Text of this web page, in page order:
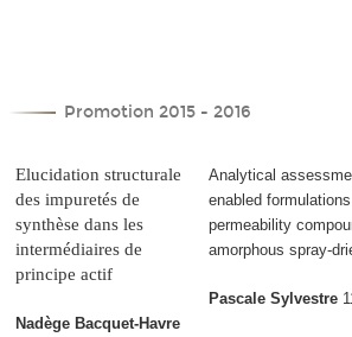
Promotion 2015 - 2016
Elucidation structurale
des impuretés de
synthèse dans les
intermédiaires de
principe actif
Nadège Bacquet-Havre
Analytical
enabled
permeability
amorphous spray-
Pascale Sylvestre